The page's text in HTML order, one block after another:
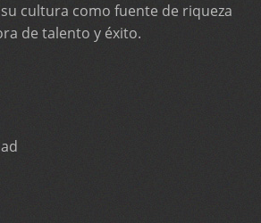
cultura como fuente de riqueza
de talento y éxito.